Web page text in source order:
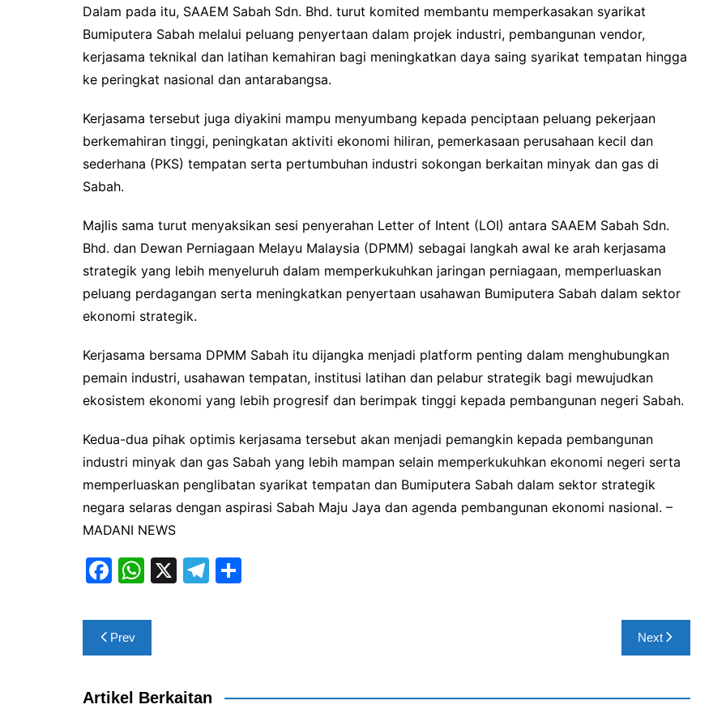
Dalam pada itu, SAAEM Sabah Sdn. Bhd. turut komited membantu memperkasakan syarikat
Bumiputera Sabah melalui peluang penyertaan dalam projek industri, pembangunan vendor,
kerjasama teknikal dan latihan kemahiran bagi meningkatkan daya saing syarikat tempatan hingga
ke peringkat nasional dan antarabangsa.
Kerjasama tersebut juga diyakini mampu menyumbang kepada penciptaan peluang pekerjaan
berkemahiran tinggi, peningkatan aktiviti ekonomi hiliran, pemerkasaan perusahaan kecil dan
sederhana (PKS) tempatan serta pertumbuhan industri sokongan berkaitan minyak dan gas di
Sabah.
Majlis sama turut menyaksikan sesi penyerahan Letter of Intent (LOI) antara SAAEM Sabah Sdn.
Bhd. dan Dewan Perniagaan Melayu Malaysia (DPMM) sebagai langkah awal ke arah kerjasama
strategik yang lebih menyeluruh dalam memperkukuhkan jaringan perniagaan, memperluaskan
peluang perdagangan serta meningkatkan penyertaan usahawan Bumiputera Sabah dalam sektor
ekonomi strategik.
Kerjasama bersama DPMM Sabah itu dijangka menjadi platform penting dalam menghubungkan
pemain industri, usahawan tempatan, institusi latihan dan pelabur strategik bagi mewujudkan
ekosistem ekonomi yang lebih progresif dan berimpak tinggi kepada pembangunan negeri Sabah.
Kedua-dua pihak optimis kerjasama tersebut akan menjadi pemangkin kepada pembangunan
industri minyak dan gas Sabah yang lebih mampan selain memperkukuhkan ekonomi negeri serta
memperluaskan penglibatan syarikat tempatan dan Bumiputera Sabah dalam sektor strategik
negara selaras dengan aspirasi Sabah Maju Jaya dan agenda pembangunan ekonomi nasional. –
MADANI NEWS
F
c
e
o
W
at
s
p
X
T
m
Post
navigation
Prev Next
Artikel Berkaitan